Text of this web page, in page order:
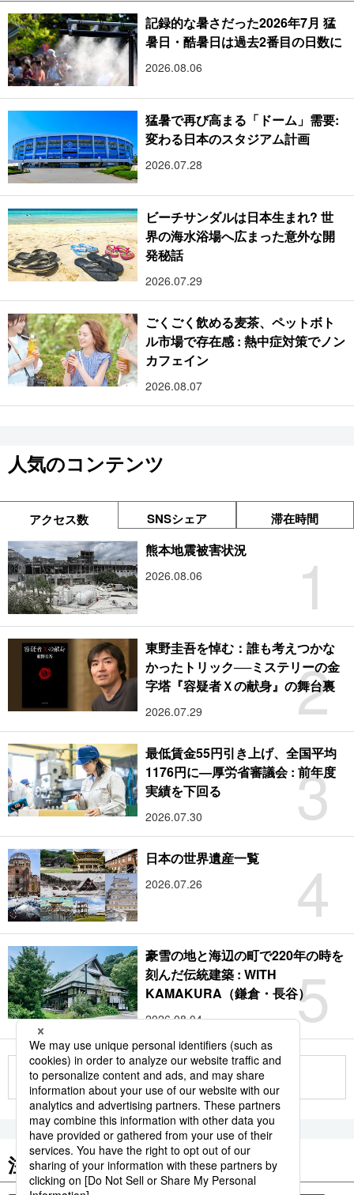
記録的な暑さだった2026年7月 猛
暑日・酷暑日は過去2番目の日数に
2026.08.06
猛暑で再び高まる「ドーム」需要:
変わる日本のスタジアム計画
2026.07.28
ビーチサンダルは日本生まれ? 世
界の海水浴場へ広まった意外な開
発秘話
2026.07.29
ごくごく飲める麦茶、ペットボト
ル市場で存在感 : 熱中症対策でノン
カフェイン
2026.08.07
人気のコンテンツ
アクセス数 SNSシェア 滞在時間
1
熊本地震被害状況
2026.08.06
2
東野圭吾を悼む：誰も考えつかな
かったトリック──ミステリーの金
字塔『容疑者Ｘの献身』の舞台裏
2026.07.29
3
最低賃金55円引き上げ、全国平均
1176円に―厚労省審議会 : 前年度
実績を下回る
2026.07.30
4
日本の世界遺産一覧
2026.07.26
5
豪雪の地と海辺の町で220年の時を
刻んだ伝統建築 : WITH
KAMAKURA（鎌倉・長谷）
2026.08.04
もっと見る
注目のキーワード